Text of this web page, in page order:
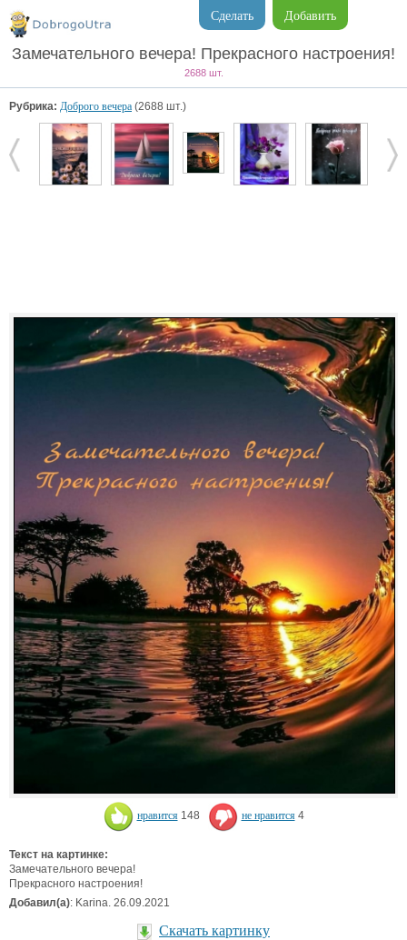
Добавить
Сделать
Замечательного вечера! Прекрасного настроения!
2688 шт.
Рубрика: Доброго вечера (2688 шт.)
нравится 148 не нравится 4
Текст на картинке:
Замечательного вечера!
Прекрасного настроения!
Добавил(а): Karina. 26.09.2021
Скачать картинку